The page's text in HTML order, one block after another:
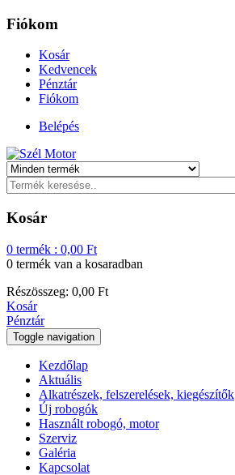
Fiókom
Kosár
Kedvencek
Pénztár
Fiókom
Belépés
Kosár
0 termék : 0,00 Ft
0 termék van a kosaradban
Részösszeg: 0,00 Ft
Kosár
Pénztár
Toggle navigation
Kezdőlap
Aktuális
Alkatrészek, felszerelések, kiegészítők
Új robogók
Használt robogó, motor
Szerviz
Galéria
Kapcsolat